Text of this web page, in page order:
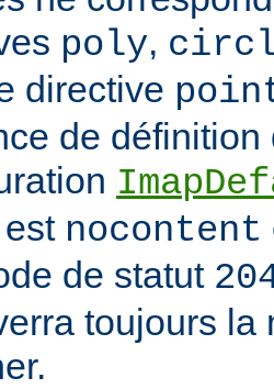
poly,
directive
de
nocontent
de statut
toujours la